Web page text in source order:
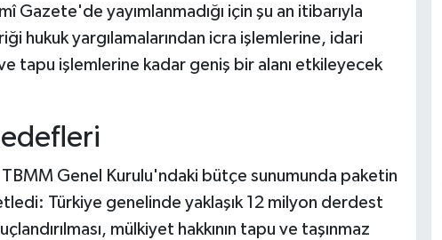
Gazete'de yayımlanmadığı için şu an itibarıyla
hukuk yargılamalarından icra işlemlerine, idari
tapu işlemlerine kadar geniş bir alanı etkileyecek
TBMM Genel Kurulu'ndaki bütçe sunumunda paketin
Türkiye genelinde yaklaşık 12 milyon derdest
mülkiyet hakkının tapu ve taşınmaz